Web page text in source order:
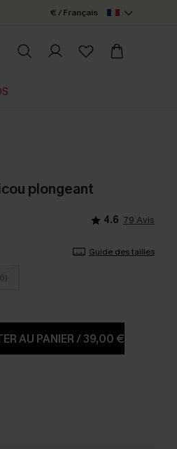
€ / Français
plongeant
4.6 79 Avis
Guide des tailles
AU PANIER/39,00 €